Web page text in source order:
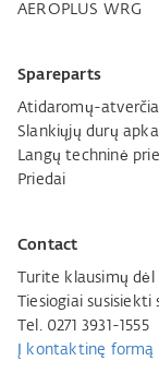
AEROPLUS WRG
Spareparts
Atidaromų-
Slankiųjų durų
Langų techninė
Priedai
Contact
Turite klausimų dėl
Tiesiogiai susisiekti
Tel. 0271 3931-1555
Į kontaktinę formą